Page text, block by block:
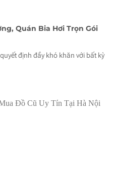
Quán Bia Hơi Trọn Gói
định đầy khó khăn với bất kỳ